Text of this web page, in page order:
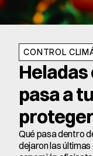
CONTROL
pasa a
Qué pasa dentro
dejaron las